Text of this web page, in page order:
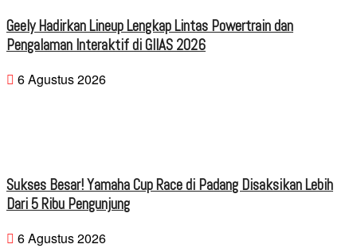
Geely Hadirkan Lineup Lengkap Lintas Powertrain dan
Pengalaman Interaktif di GIIAS 2026
6 Agustus 2026
Sukses Besar! Yamaha Cup Race di Padang Disaksikan Lebih
Dari 5 Ribu Pengunjung
6 Agustus 2026